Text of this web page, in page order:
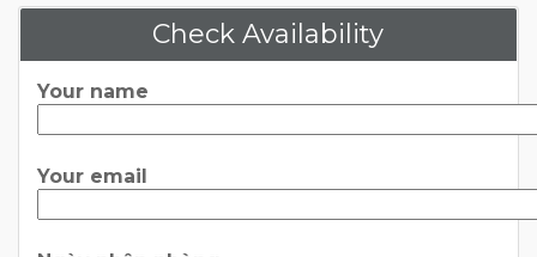
Check Availability
Your name
Your email